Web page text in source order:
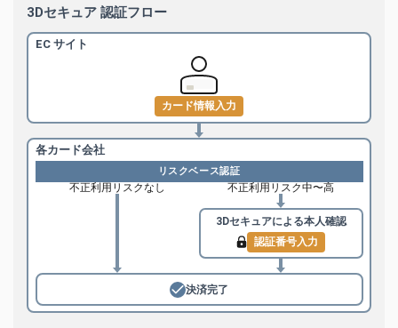
3Dセキュア 認証フロー
EC サイト
カード情報入力
各カード会社
リスクベース認証
不正利用リスクなし 不正利用リスク中〜高
3Dセキュアによる本人確認
認証番号入力
決済完了